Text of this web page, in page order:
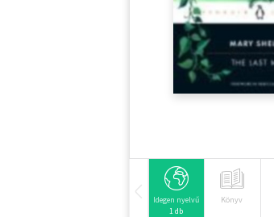
Idegen nyelvű
1 db
Könyv